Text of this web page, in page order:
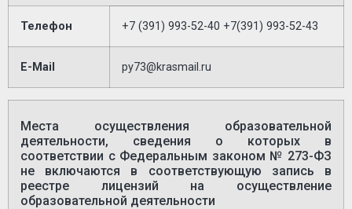
Телефон +7 (391) 993-52-40 +7(391) 993-52-43
E-Mail py73@krasmail.ru
Места осуществления образовательной
деятельности, сведения о которых в
соответствии с Федеральным законом № 273-ФЗ
не включаются в соответствующую запись в
реестре лицензий на осуществление
образовательной деятельности